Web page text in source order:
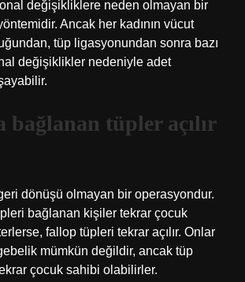
değişikliklere neden olmayan bir
Ancak her kadının vücut
tüp ligasyonundan sonra bazı
değişiklikler nedeniyle adet
bağlanan tüpler açılır
dönüşü olmayan bir operasyondur.
bağlanan kişiler tekrar çocuk
fallop tüpleri tekrar açılır. Onlar
mümkün değildir, ancak tüp
çocuk sahibi olabilirler.